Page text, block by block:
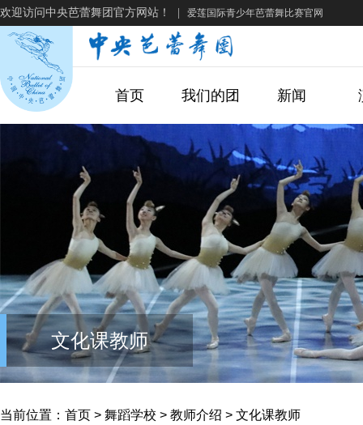
欢迎访问中央芭蕾舞团官方网站！ 爱莲国际青少年芭蕾舞比赛官网
首页 我们的团 新闻
文化课教师
当前位置： 首页 > 舞蹈学校 > 教师介绍 > 文化课教师